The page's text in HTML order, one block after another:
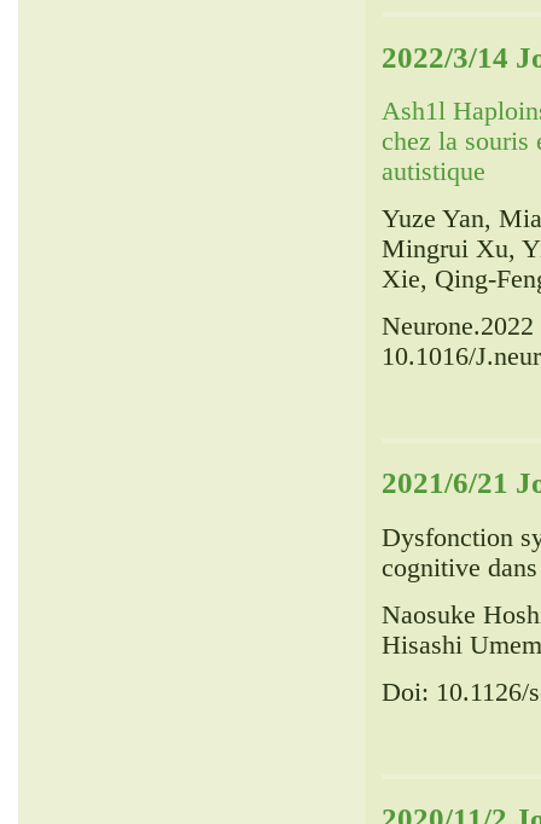
2022/3/14
Ash1l
chez la souris
autistique
Yuze Yan,
Mingrui Xu,
Xie, Qing-
Neurone.
10.1016/
2021/6/21
Dysfonction
cognitive
Naosuke
Hisashi
Doi: 10.1126/